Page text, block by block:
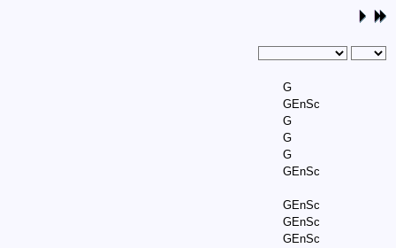
G
GEnSc
G
G
G
GEnSc
GEnSc
GEnSc
GEnSc